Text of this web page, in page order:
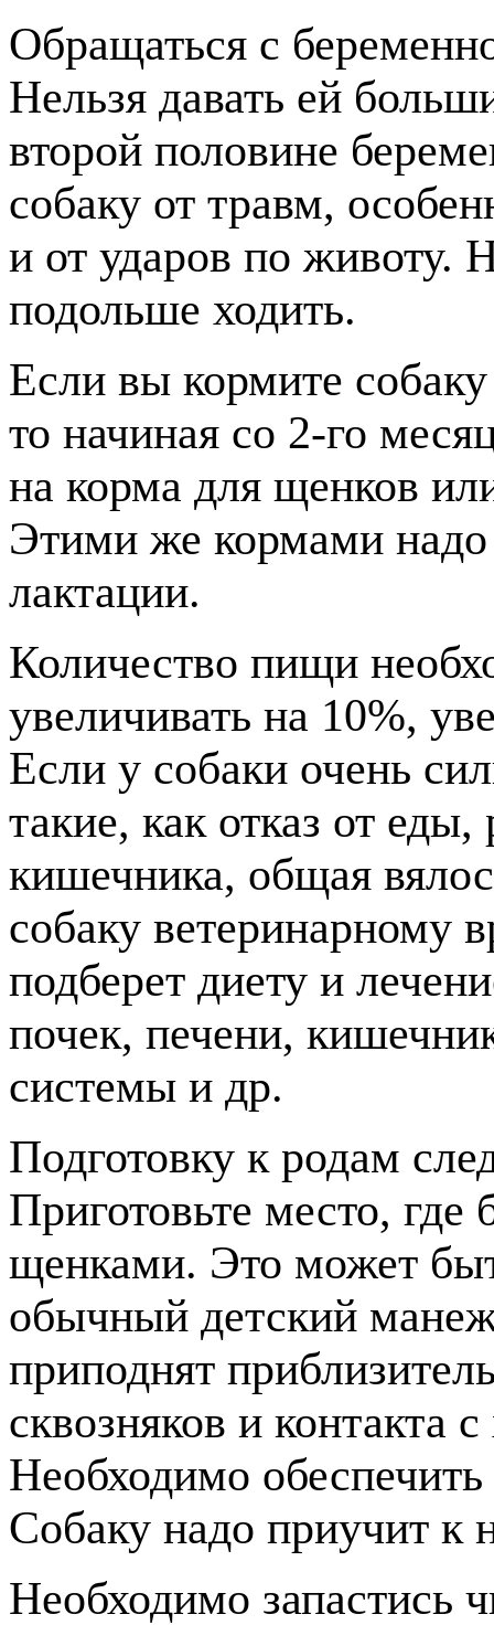
Обращаться с
Нельзя давать ей
второй половине
собаку от травм,
и от ударов по животу.
подольше ходить.
Если вы кормите
то начиная со 2-го
на корма для щенков
Этими же кормами надо
лактации.
Количество пищи
увеличивать на 10%,
Если у собаки очень
такие, как отказ от еды,
кишечника, общая
собаку ветеринарному
подберет диету и
почек, печени,
системы и др.
Подготовку к родам
Приготовьте место, где
щенками. Это может
обычный детский
приподнят
сквозняков и контакта
Необходимо
Собаку надо приучит к
Необходимо запастись